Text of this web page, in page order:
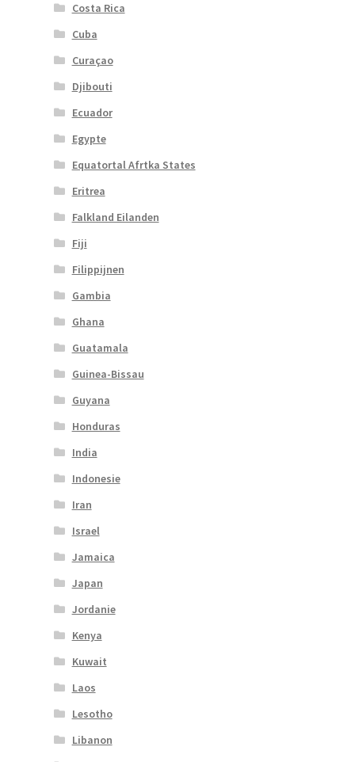
Costa Rica
Cuba
Curaçao
Djibouti
Ecuador
Egypte
Equatortal Afrtka States
Eritrea
Falkland Eilanden
Fiji
Filippijnen
Gambia
Ghana
Guatamala
Guinea-Bissau
Guyana
Honduras
India
Indonesie
Iran
Israel
Jamaica
Japan
Jordanie
Kenya
Kuwait
Laos
Lesotho
Libanon